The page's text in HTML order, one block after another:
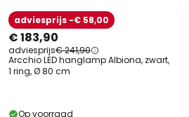
€ 183,90
adviesprijs€ 241,90
adviesprijs -€ 58,00
Arcchio LED hanglamp Albiona, zwart,
1 ring, Ø 80 cm
Op voorraad